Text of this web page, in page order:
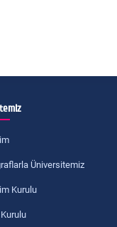
Üniversitemiz
Kurulu